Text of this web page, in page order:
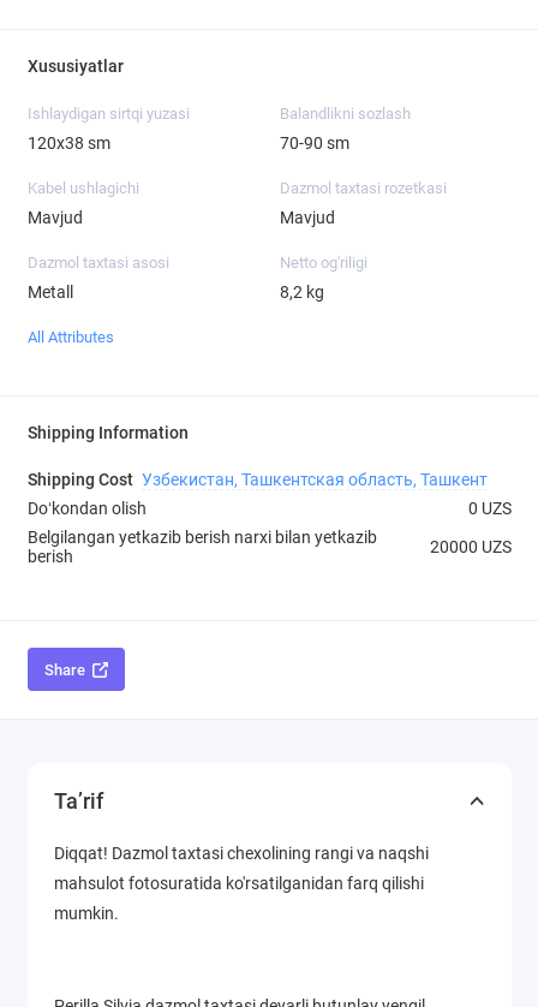
Xususiyatlar
Ishlaydigan sirtqi yuzasi
120х38 sm
Balandlikni sozlash
70-90 sm
Kabel ushlagichi
Mavjud
Dazmol taxtasi rozetkasi
Mavjud
Dazmol taxtasi asosi
Metall
Netto og'riligi
8,2 kg
All Attributes
Shipping Information
Shipping Cost Узбекистан, Ташкентская область, Ташкент
Doʻkondan olish
0 UZS
Belgilangan yetkazib berish narxi bilan yetkazib
berish
20000 UZS
Share
Ta’rif
Diqqat! Dazmol taxtasi chexolining rangi va naqshi
mahsulot fotosuratida ko'rsatilganidan farq qilishi
mumkin.